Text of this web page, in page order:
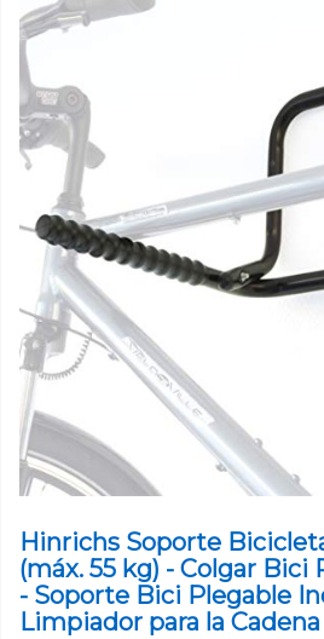
Hinrichs Soporte
(máx. 55 kg) - Colgar Bici
- Soporte Bici Plegable
Limpiador para la